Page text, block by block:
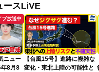
ースLiVE
ブ放送中
ニュー
年8月8
【台風15号】進路に複雑な
変化・東北上陸の可能性と